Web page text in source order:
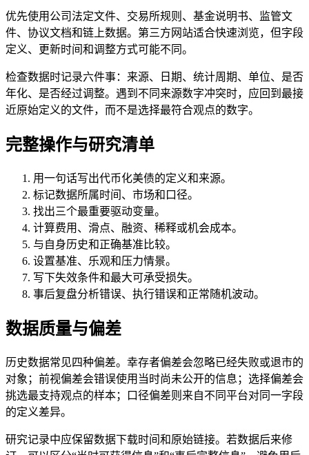
优先使用公司法定文件、交易所规则、基金说明书、监管文
件、协议文档和链上数据。第三方网站适合快速浏览，但字段
定义、更新时间和调整方式可能不同。
检查数据时记录六件事：来源、日期、统计周期、单位、是否
年化、是否经过调整。遇到不同来源数字冲突时，应回到最接
近原始定义的文件，而不是选择最符合观点的数字。
完整操作与研究清单
用一句话写出代币化美债的定义和来源。
标记数据所属时间、市场和口径。
找出三个最重要驱动变量。
计算费用、滑点、融资、稀释或机会成本。
与自身历史和正确基准比较。
设置基准、乐观和压力情景。
写下失效条件和最大可承受损失。
事后复盘分析错误、执行错误和正常随机波动。
数据质量与偏差
历史数据常见四种偏差。幸存者偏差会忽略已经失败或退市的
对象；前视偏差会错误使用当时尚未公开的信息；选择偏差会
挑选最支持观点的样本；口径偏差则来自不同平台对同一字段
的定义差异。
研究记录中应保留数据下载时间和原始链接。若数据后来修